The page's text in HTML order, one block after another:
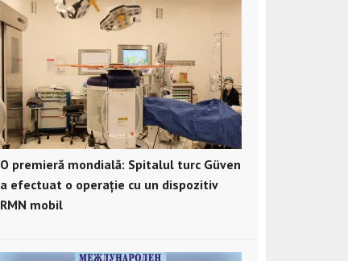
O premieră mondială: Spitalul turc Güven
a efectuat o operație cu un dispozitiv
RMN mobil